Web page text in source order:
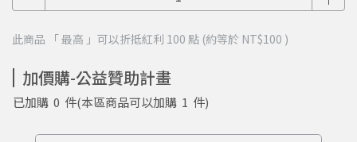
此商品 「 最高 」可以折抵紅利 100 點 (約等於 NT$100 )
加價購-公益贊助計畫
已加購 0 件(本區商品可以加購 1 件)